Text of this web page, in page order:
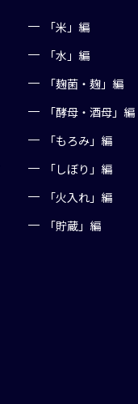
「米」編
「水」編
「麹菌・麹」編
「酵母・酒母」編
「もろみ」編
「しぼり」編
「火入れ」編
「貯蔵」編